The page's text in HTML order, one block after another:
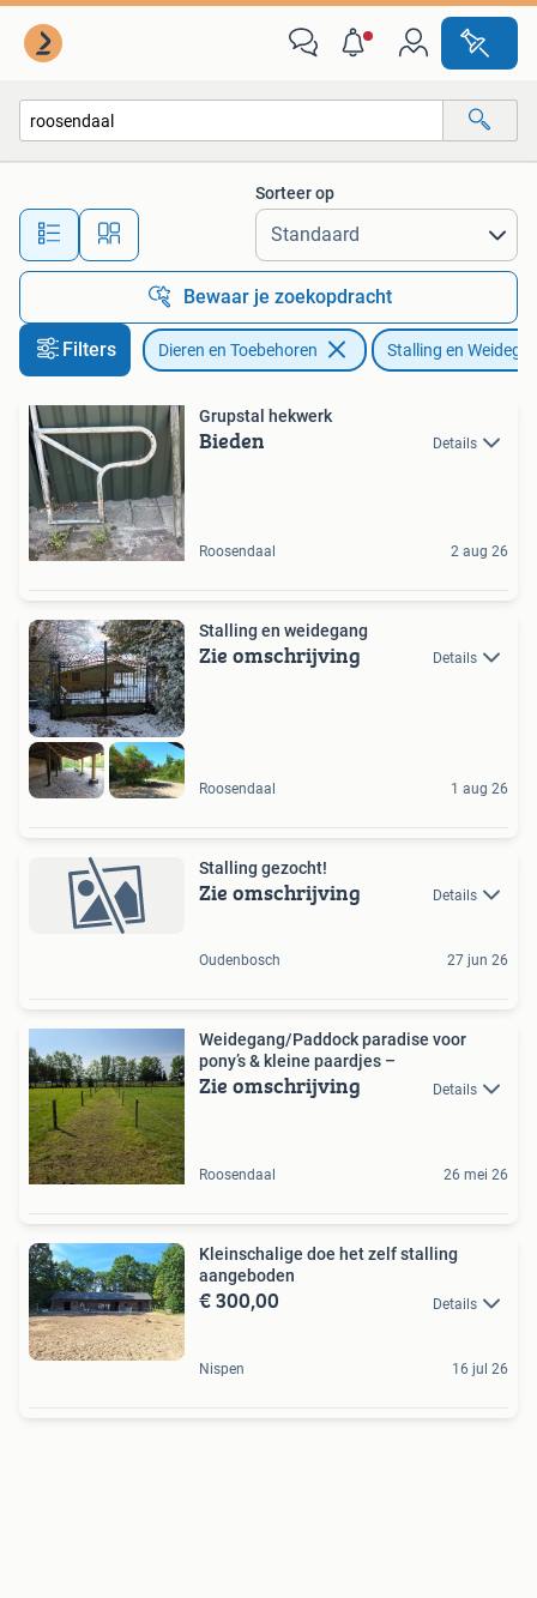
Alle afstanden…
Sorteer op
Bewaar je zoekopdracht
Filters Dieren en Toebehoren Stalling en
Grupstal hekwerk
Bieden Details
Roosendaal 2 aug 26
Stalling en weidegang
Zie omschrijving Details
Roosendaal 1 aug 26
Stalling gezocht!
Zie omschrijving Details
Oudenbosch 27 jun 26
Weidegang/Paddock paradise voor
pony’s & kleine paardjes –
Zie omschrijving Details
Roosendaal 26 mei 26
Kleinschalige doe het zelf stalling
aangeboden
€ 300,00 Details
Nispen 16 jul 26